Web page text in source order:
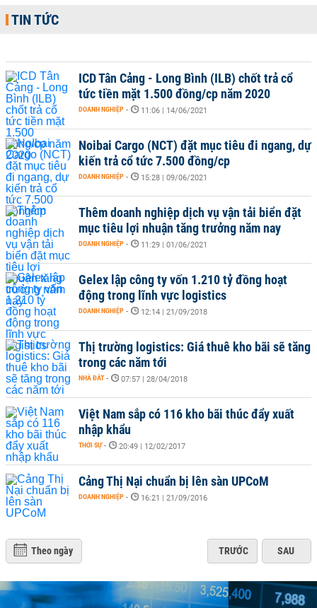
TIN TỨC
ICD Tân Cảng - Long Bình (ILB) chốt trả cổ
tức tiền mặt 1.500 đồng/cp năm 2020
DOANH NGHIỆP - 11:06 | 14/06/2021
Noibai Cargo (NCT) đặt mục tiêu đi ngang, dự
kiến trả cổ tức 7.500 đồng/cp
DOANH NGHIỆP - 15:28 | 09/06/2021
Thêm doanh nghiệp dịch vụ vận tải biển đặt
mục tiêu lợi nhuận tăng trưởng năm nay
DOANH NGHIỆP - 11:29 | 01/06/2021
Gelex lập công ty vốn 1.210 tỷ đồng hoạt
động trong lĩnh vực logistics
DOANH NGHIỆP - 12:14 | 21/09/2018
Thị trường logistics: Giá thuê kho bãi sẽ tăng
trong các năm tới
NHÀ ĐẤT - 07:57 | 28/04/2018
Việt Nam sắp có 116 kho bãi thúc đẩy xuất
nhập khẩu
THỜI SỰ - 20:49 | 12/02/2017
Cảng Thị Nại chuẩn bị lên sàn UPCoM
DOANH NGHIỆP - 16:21 | 21/09/2016
Theo ngày TRƯỚC SAU